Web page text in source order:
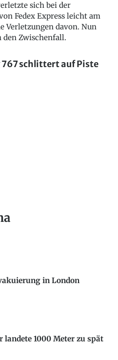
sich bei der
Fedex Express leicht am
Verletzungen davon. Nun
den Zwischenfall.
schlittert auf Piste
in London
1000 Meter zu spät